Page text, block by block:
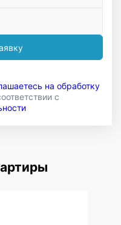
на обработку
с